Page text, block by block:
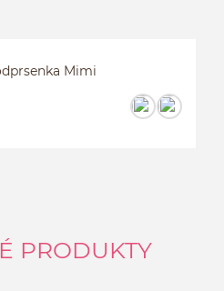
Mimi
PRODUKTY